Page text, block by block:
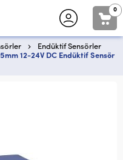
0
Endüktif Sensörler
12-24V DC Endüktif Sensör